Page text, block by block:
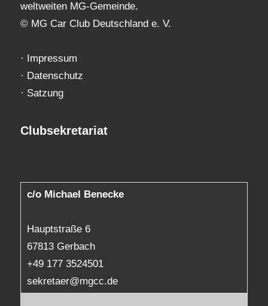
weltweiten MG-Gemeinde.
© MG Car Club Deutschland e. V.
·
Impressum
· Datenschutz
· Satzung
Clubsekretariat
c/o Michael Benecke
Hauptstraße 6
67813 Gerbach
+49 177 3524501
sekretaer@mgcc.de